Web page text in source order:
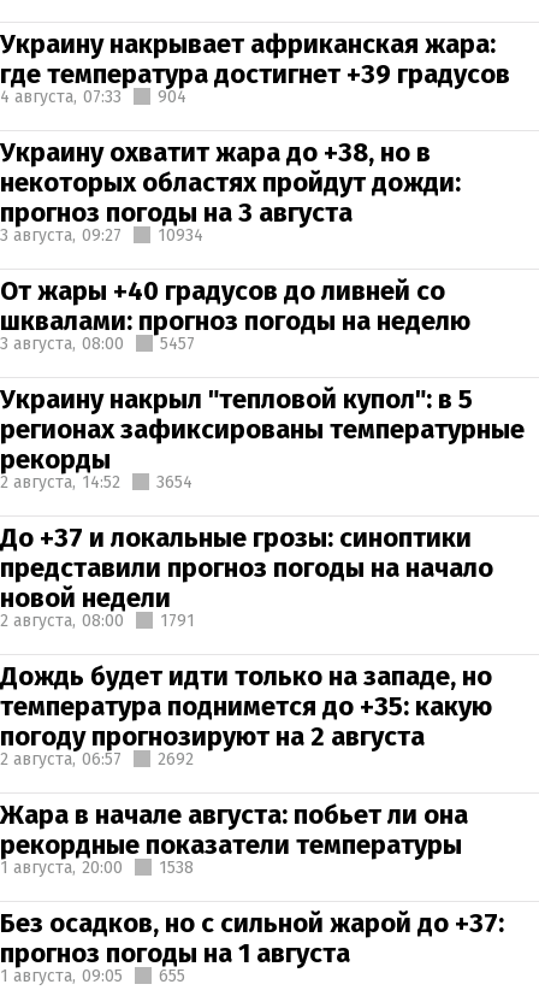
Украину накрывает африканская жара:
где температура достигнет +39 градусов
4 августа, 07:33 904
Украину охватит жара до +38, но в
некоторых областях пройдут дожди:
прогноз погоды на 3 августа
3 августа, 09:27 10934
От жары +40 градусов до ливней со
шквалами: прогноз погоды на неделю
3 августа, 08:00 5457
Украину накрыл "тепловой купол": в 5
регионах зафиксированы температурные
рекорды
2 августа, 14:52 3654
До +37 и локальные грозы: синоптики
представили прогноз погоды на начало
новой недели
2 августа, 08:00 1791
Дождь будет идти только на западе, но
температура поднимется до +35: какую
погоду прогнозируют на 2 августа
2 августа, 06:57 2692
Жара в начале августа: побьет ли она
рекордные показатели температуры
1 августа, 20:00 1538
Без осадков, но с сильной жарой до +37:
прогноз погоды на 1 августа
1 августа, 09:05 655